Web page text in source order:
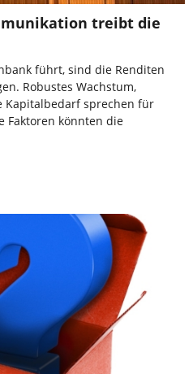
treibt die
führt, sind die Renditen
Robustes Wachstum,
Kapitalbedarf sprechen für
Faktoren könnten die